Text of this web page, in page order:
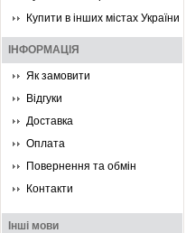
Купити в інших містах України
ІНФОРМАЦІЯ
Як замовити
Відгуки
Доставка
Оплата
Повернення та обмін
Контакти
Інші мови